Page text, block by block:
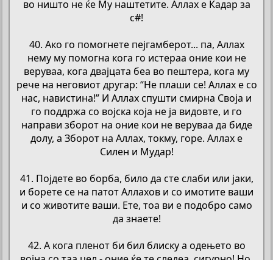
во ништо не ќе Му наштетите. Аллах е Кадар за
с#!
40. Ако го помогнете пејгамберот... па, Аллах
нему му помогна кога го истераа оние кои не
веруваа, кога двајцата беа во пештера, кога му
рече на неговиот другар: “Не плаши се! Аллах е со
нас, навистина!” И Аллах спушти смирна Своја и
го поддржа со војска која не ја видовте, и го
направи зборот на оние кои не веруваа да биде
долу, а Зборот на Аллах, токму, горе. Аллах е
Силен и Мудар!
41. Појдете во борба, било да сте слаби или јаки,
и борете се на патот Аллахов и со имотите ваши
и со животите ваши. Ете, тоа ви е подобро само
да знаете!
42. А кога пленот би бил блиску а одењето во